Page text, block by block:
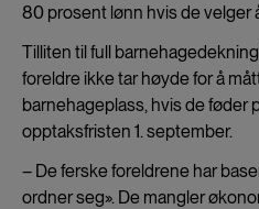
80 prosent lønn hvis de velger
Tilliten til full
foreldre ikke tar høyde for å
barnehageplass, hvis de føder
opptaksfristen 1. september.
– De ferske foreldrene har
ordner seg». De mangler